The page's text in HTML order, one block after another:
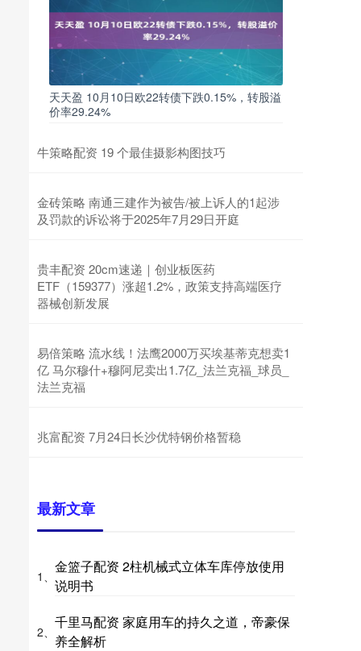
天天盈 10月10日欧22转债下跌0.15%，转股溢
价率29.24%
牛策略配资 19 个最佳摄影构图技巧
金砖策略 南通三建作为被告/被上诉人的1起涉
及罚款的诉讼将于2025年7月29日开庭
贵丰配资 20cm速递｜创业板医药
ETF（159377）涨超1.2%，政策支持高端医疗
器械创新发展
易倍策略 流水线！法鹰2000万买埃基蒂克想卖1
亿 马尔穆什+穆阿尼卖出1.7亿_法兰克福_球员_
法兰克福
兆富配资 7月24日长沙优特钢价格暂稳
最新文章
1、
金篮子配资 2柱机械式立体车库停放使用
说明书
2、
千里马配资 家庭用车的持久之道，帝豪保
养全解析